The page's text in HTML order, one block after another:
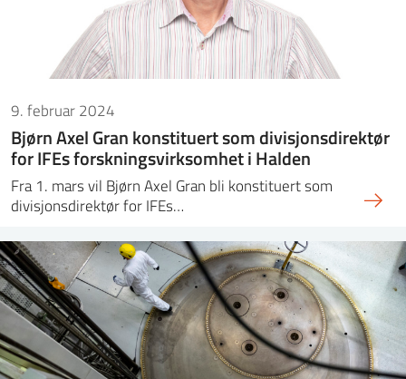
9. februar 2024
Bjørn Axel Gran konstituert som divisjonsdirektør
for IFEs forskningsvirksomhet i Halden
Fra 1. mars vil Bjørn Axel Gran bli konstituert som
divisjonsdirektør for IFEs…